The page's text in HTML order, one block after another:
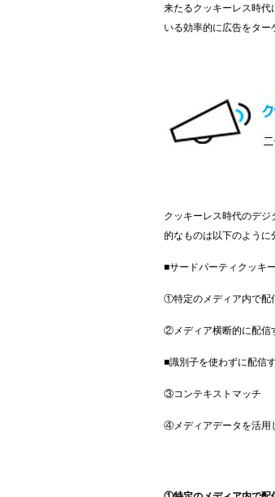
来たるクッキーレス時代
いる効率的に広告をター
クッキーレス時代のデ
的なものは以下のように
■サードパーティクッキ
①特定のメディア内で配
②メディア横断的に配信
■識別子を使わずに配信
③コンテキストマッチ
④メディアデータを活用